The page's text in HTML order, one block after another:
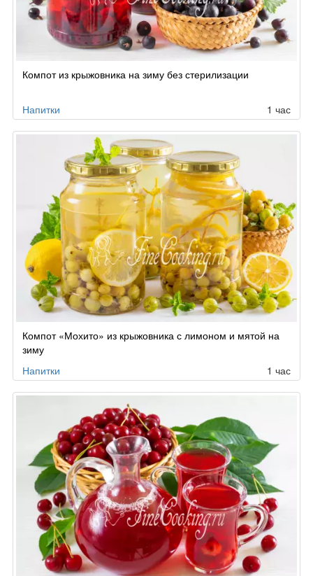
Компот из крыжовника на зиму без стерилизации
Напитки 1 час
Компот «Мохито» из крыжовника с лимоном и мятой на
зиму
Напитки
1 час